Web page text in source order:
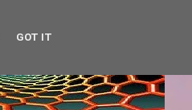
GOT IT